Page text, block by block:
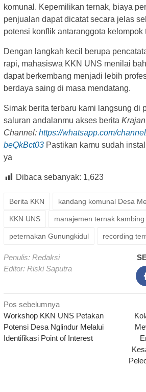
komunal. Kepemilikan ternak, biaya
penjualan dapat dicatat secara jelas
potensi konflik antaranggota kelompok
Dengan langkah kecil berupa
rapi, mahasiswa KKN UNS menilai
dapat berkembang menjadi lebih
berdaya saing di masa mendatang.
Simak berita terbaru kami langsung di
saluran andalanmu akses berita
Channel: https://whatsapp.com/
beQkBct03 Pastikan kamu sudah
ya
Dibaca sebanyak: 1,623
Berita KKN kandang komunal Desa
KKN UNS manajemen ternak kambing
peternakan Gunungkidul recording
Penulis: Redaksi
Editor: Riski Saputra
Navigasi
pos
Pos sebelumnya
Workshop KKN UNS Petakan
Potensi Desa Nglindur Melalui
Identifikasi Point of Interest